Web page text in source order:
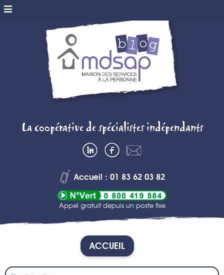
MDSAP BLOG
– MAISON DES
SERVICES A
LA PERSONNE
La coopérative de spécialistes indépendants
nous
Accueil : 01 83 62 03 82
Appel gratuit depuis un poste fixe
ACCUEIL